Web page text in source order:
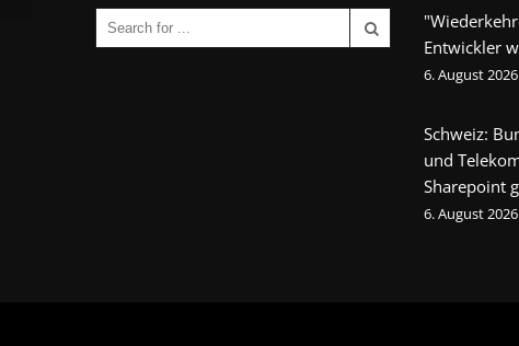
Entwickler
6. August 2026
Schweiz:
und
Sharepoint
6. August 2026